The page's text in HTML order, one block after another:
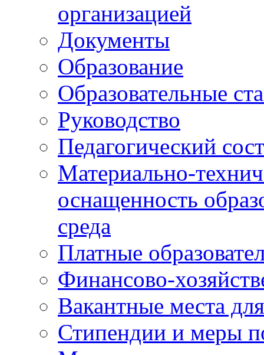
организацией
Документы
Образование
Образовательные
Руководство
Педагогический
Материально-
оснащенность
среда
Платные
Финансово-
Вакантные места
Стипендии и меры